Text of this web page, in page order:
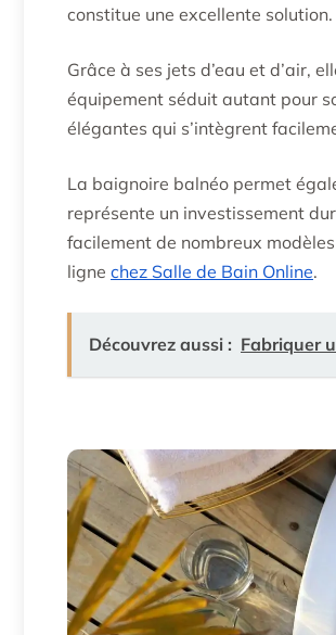
constitue une excellente solution.
Grâce à ses jets d’eau et d’air,
équipement séduit autant pour
élégantes qui s’intègrent
La baignoire balnéo permet
représente un investissement
facilement de nombreux
ligne chez Salle de Bain Online.
Découvrez aussi : Fabriquer